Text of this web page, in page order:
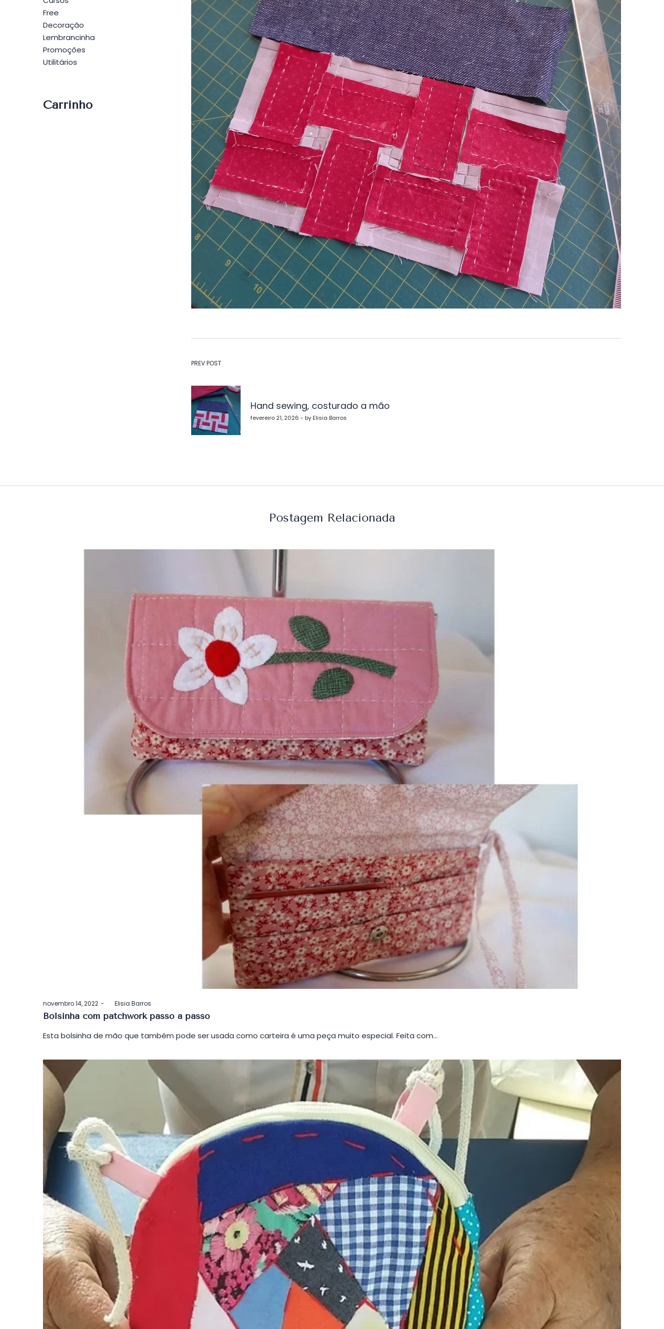
Navegação
de
Post
PREV POST
Hand sewing, costurado a mão
fevereiro 21, 2026 - by Elisia Barros
Free
Decoração
Lembrancinha
Promoções
Utilitários
Carrinho
Postagem Relacionada
Postado
em
novembro 14, 2022 byElisia Barros
Bolsinha com patchwork passo a passo
Esta bolsinha de mão que também pode ser usada como carteira é uma peça muito especial. Feita com…